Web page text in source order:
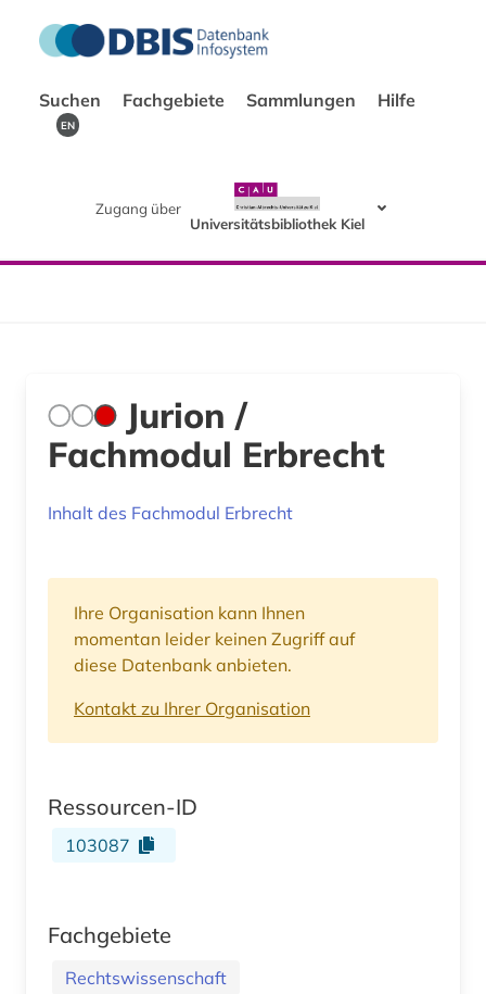
Suchen Fachgebiete Sammlungen Hilfe
EN
Zugang über
Universitätsbibliothek Kiel
Jurion /
Fachmodul Erbrecht
Inhalt des Fachmodul Erbrecht
Ihre Organisation kann Ihnen
momentan leider keinen Zugriff auf
diese Datenbank anbieten.
Kontakt zu Ihrer Organisation
Ressourcen-ID
103087
Fachgebiete
Rechtswissenschaft